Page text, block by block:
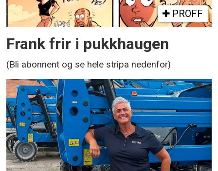
PROFF
Frank frir i pukkhaugen
(Bli abonnent og se hele stripa nedenfor)